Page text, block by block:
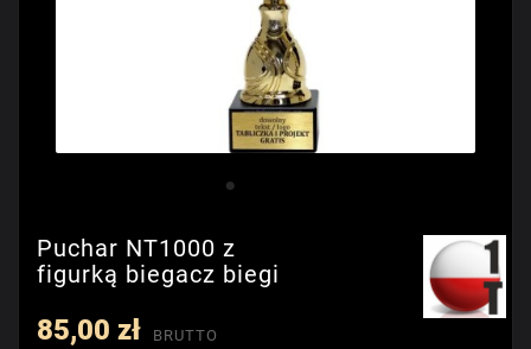
Puchar NT1000 z
figurką biegacz biegi
85,00 zł BRUTTO